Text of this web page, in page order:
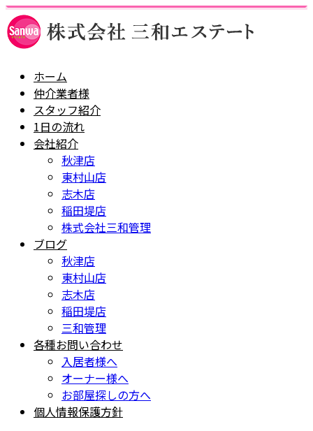
ホーム
仲介業者様
スタッフ紹介
1日の流れ
会社紹介
秋津店
東村山店
志木店
稲田堤店
株式会社三和管理
ブログ
秋津店
東村山店
志木店
稲田堤店
三和管理
各種お問い合わせ
入居者様へ
オーナー様へ
お部屋探しの方へ
個人情報保護方針